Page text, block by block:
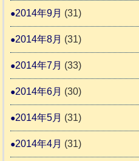
2014年9月 (31)
2014年8月 (31)
2014年7月 (33)
2014年6月 (30)
2014年5月 (31)
2014年4月 (31)